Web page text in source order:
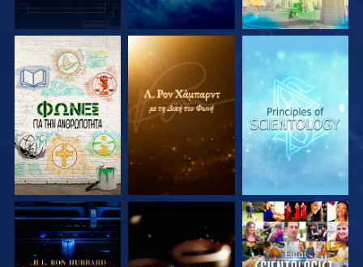
ΕΞΕΡΕΥΝΗΣΤΕ ΤΗ
ΣΕΙΡΑ
ΕΞΕΡΕΥΝΗΣΤΕ ΤΗ
ΣΕΙΡΑ
ΕΞΕΡΕΥΝΗΣΤΕ ΤΗ
ΣΕΙΡΑ
ΕΞΕΡΕΥΝΗΣΤΕ ΤΗ
ΕΞΕΡΕΥΝΗΣΤΕ ΤΗ
ΠΑΡΑΚΟΛΟΥΘΗΣΤΕ